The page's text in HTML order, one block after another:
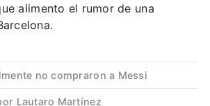
alimento el rumor de una
no compraron a Messi
Lautaro Martínez